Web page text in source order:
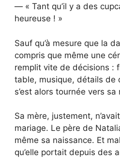
— « Tant qu’il y a des
heureuse ! »
Sauf qu’à mesure que la
compris que même une
remplit vite de décisions :
table, musique, détails de
s’est alors tournée vers sa
Sa mère, justement,
mariage. Le père de
même sa naissance. Et
qu’elle portait depuis des